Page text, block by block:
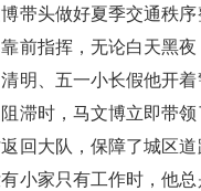
带头做好夏季交通秩
前指挥，无论白天黑
明、五一小长假他开
滞时，马文博立即带
回大队，保障了城区
小家只有工作时，他